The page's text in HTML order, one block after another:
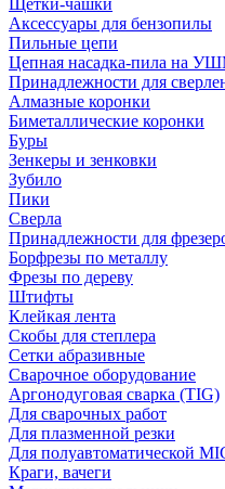
Щетки-чашки
Аксессуары для бензопилы
Пильные цепи
Цепная насадка-пила на
Принадлежности для
Алмазные коронки
Биметаллические коронки
Буры
Зенкеры и зенковки
Зубило
Пики
Сверла
Принадлежности для
Борфрезы по металлу
Фрезы по дереву
Штифты
Клейкая лента
Скобы для степлера
Сетки абразивные
Сварочное оборудование
Аргонодуговая сварка (TIG)
Для сварочных работ
Для плазменной резки
Для полуавтоматической
Краги, вачеги